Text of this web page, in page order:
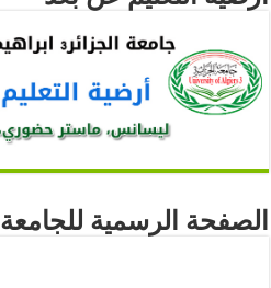
الصفحة الرسمية للجامعة